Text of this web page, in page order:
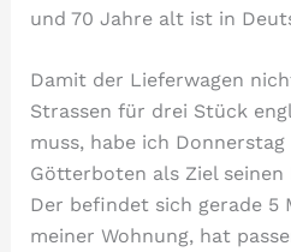
und 70 Jahre alt ist in
Damit der Lieferwagen
Strassen für drei Stück
muss, habe ich
Götterboten als Ziel seinen
Der befindet sich gerade 5
meiner Wohnung, hat